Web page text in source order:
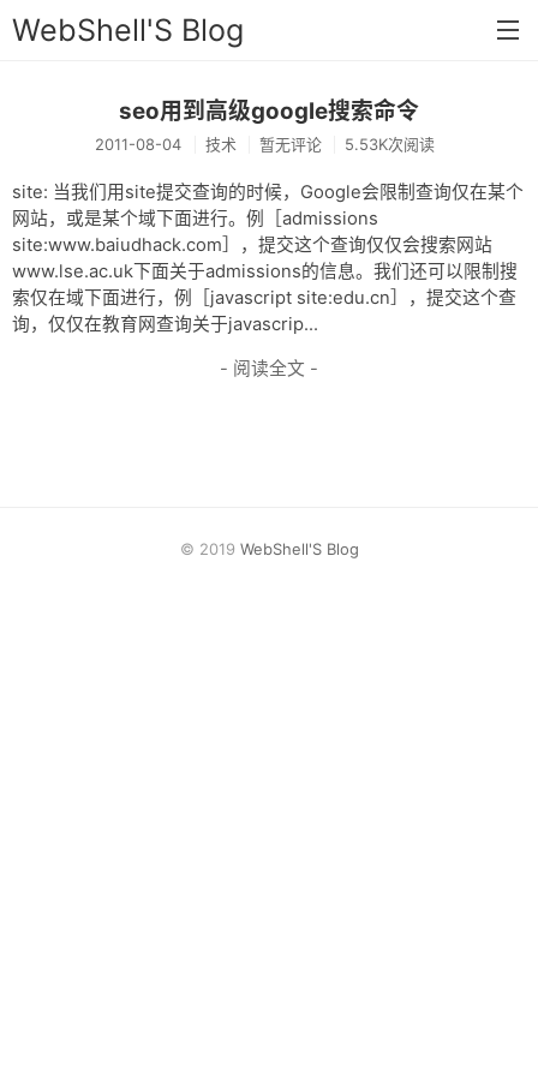
WebShell'S Blog
首页
安全
新闻
技术
工具
网盘
seo用到高级google搜索命令
2011-08-04 技术 暂无评论 5.53K次阅读
site: 当我们用site提交查询的时候，Google会限制查询仅在某个
网站，或是某个域下面进行。例［admissions
site:www.baiudhack.com］，提交这个查询仅仅会搜索网站
www.lse.ac.uk下面关于admissions的信息。我们还可以限制搜
索仅在域下面进行，例［javascript site:edu.cn］，提交这个查
询，仅仅在教育网查询关于javascrip...
- 阅读全文 -
© 2019 WebShell'S Blog